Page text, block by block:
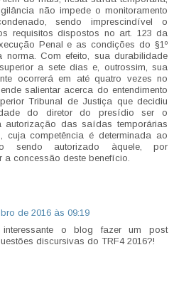
não impede o monitoramento
sendo imprescindível o
requisitos dispostos no art. 123 da
Penal e as condições do §1º
norma. Com efeito, sua durabilidade
a sete dias e, outrossim, sua
ocorrerá em até quatro vezes no
salientar acerca do entendimento
Tribunal de Justiça que decidiu
do diretor do presídio ser o
autorização das saídas temporárias
cuja competência é determinada ao
sendo autorizado àquele, por
a concessão deste benefício.
de 2016 às 09:19
interessante o blog fazer um post
discursivas do TRF4 2016?!